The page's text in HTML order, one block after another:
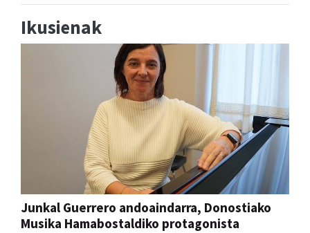
Ikusienak
Junkal Guerrero andoaindarra, Donostiako
Musika Hamabostaldiko protagonista